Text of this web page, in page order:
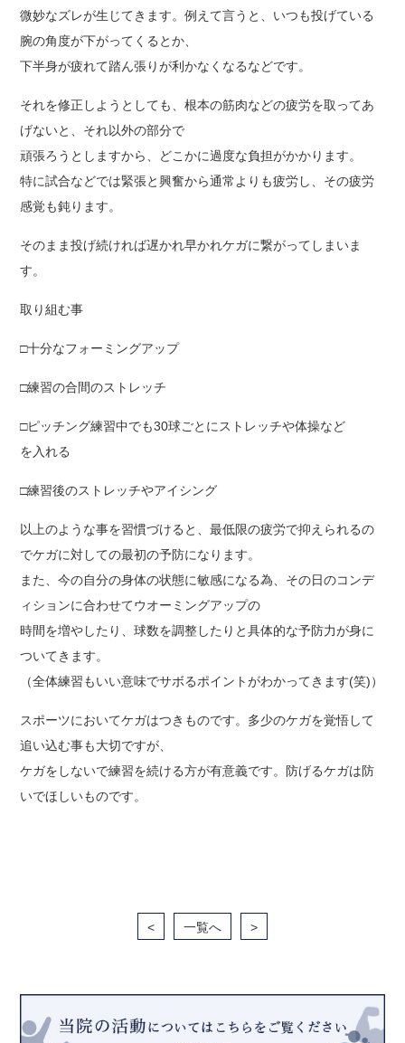
微妙なズレが生じてきます。例えて言うと、いつも投げている
腕の角度が下がってくるとか、
下半身が疲れて踏ん張りが利かなくなるなどです。
それを修正しようとしても、根本の筋肉などの疲労を取ってあ
げないと、それ以外の部分で
頑張ろうとしますから、どこかに過度な負担がかかります。
特に試合などでは緊張と興奮から通常よりも疲労し、その疲労
感覚も鈍ります。
そのまま投げ続ければ遅かれ早かれケガに繋がってしまいま
す。
取り組む事
□十分なフォーミングアップ
□練習の合間のストレッチ
□ピッチング練習中でも30球ごとにストレッチや体操など
を入れる
□練習後のストレッチやアイシング
以上のような事を習慣づけると、最低限の疲労で抑えられるの
でケガに対しての最初の予防になります。
また、今の自分の身体の状態に敏感になる為、その日のコンデ
ィションに合わせてウオーミングアップの
時間を増やしたり、球数を調整したりと具体的な予防力が身に
ついてきます。
（全体練習もいい意味でサボるポイントがわかってきます(笑)）
スポーツにおいてケガはつきものです。多少のケガを覚悟して
追い込む事も大切ですが、
ケガをしないで練習を続ける方が有意義です。防げるケガは防
いでほしいものです。
< 一覧へ >